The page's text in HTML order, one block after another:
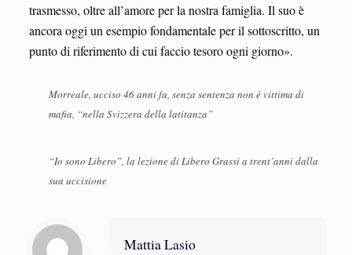
trasmesso, oltre all’amore per la nostra famiglia. Il suo è
ancora oggi un esempio fondamentale per il sottoscritto, un
punto di riferimento di cui faccio tesoro ogni giorno».
Morreale, ucciso 46 anni fa, senza sentenza non è vittima di
mafia, “nella Svizzera della latitanza”
“Io sono Libero”, la lezione di Libero Grassi a trent’anni dalla
sua uccisione
Mattia Lasio